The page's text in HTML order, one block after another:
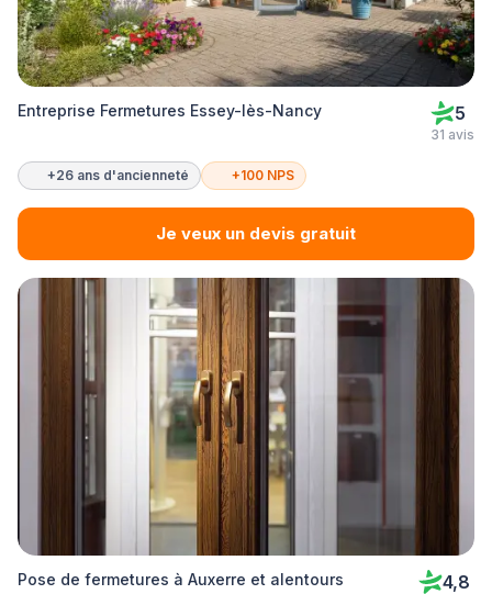
Entreprise Fermetures Essey-lès-Nancy 5
31 avis
+26 ans d'ancienneté +100 NPS
Je veux un devis gratuit
Pose de fermetures à Auxerre et alentours 4,8